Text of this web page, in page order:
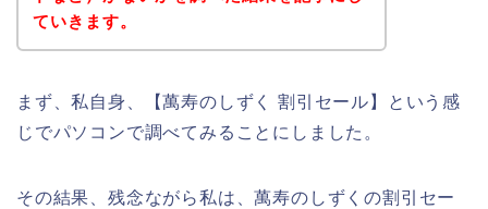
ていきます。
まず、私自身、【萬寿のしずく 割引セール】という感
じでパソコンで調べてみることにしました。
その結果、残念ながら私は、萬寿のしずくの割引セー